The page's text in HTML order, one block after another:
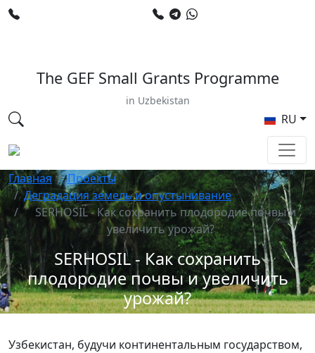
The GEF Small Grants Programme
in Uzbekistan
RU
Главная
Проекты
Деградация земель и опустынивание
SERHOSIL - Как сохранить плодородие почвы и
увеличить урожай?
SERHOSIL - Как сохранить
плодородие почвы и увеличить
урожай?
Узбекистан, будучи континентальным государством,